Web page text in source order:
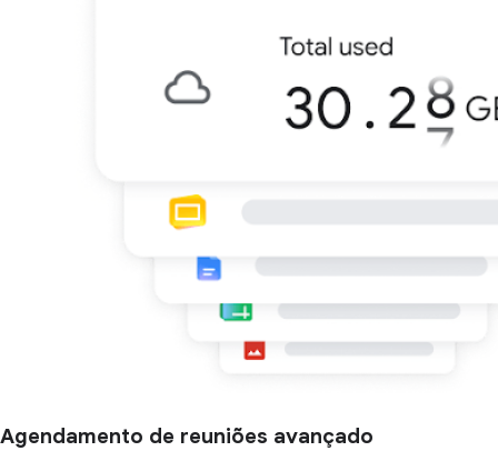
Agendamento de reuniões avançado